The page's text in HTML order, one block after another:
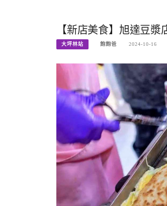
【新店美食】旭達豆
大坪林站 飽飽爸 2024-10-16